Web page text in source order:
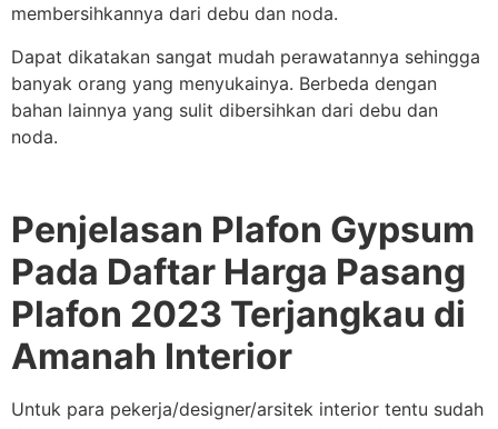
membersihkannya dari debu dan noda.
Dapat dikatakan sangat mudah perawatannya sehingga
banyak orang yang menyukainya. Berbeda dengan
bahan lainnya yang sulit dibersihkan dari debu dan
noda.
Penjelasan Plafon Gypsum
Pada Daftar Harga Pasang
Plafon 2023 Terjangkau di
Amanah Interior
Untuk para pekerja/designer/arsitek interior tentu sudah